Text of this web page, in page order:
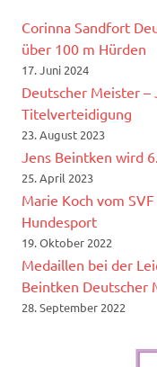
Corinna Sandfort
über 100 m Hürden
17. Juni 2024
Deutscher Meister
Titelverteidigung
23. August 2023
Jens Beintken wird
25. April 2023
Marie Koch vom
Hundesport
19. Oktober 2022
Medaillen bei der
Beintken Deutscher
28. September 2022